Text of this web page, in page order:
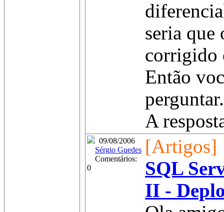
seria que
corrigido
Então
A
09/08/2006
Sérgio Guedes
Comentários:
0
[Artigos]
SQL
II -